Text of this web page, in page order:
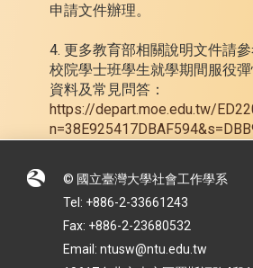
申請文件辦理。
4. 更多教育部相關說明文件請
校院學士班學生就學期間服役
資料及常見問答：
https://depart.moe.edu.tw/
© 國立臺灣大學社會工作學系
Tel: +886-2-33661243
Fax: +886-2-23680532
Email: ntusw@ntu.edu.tw